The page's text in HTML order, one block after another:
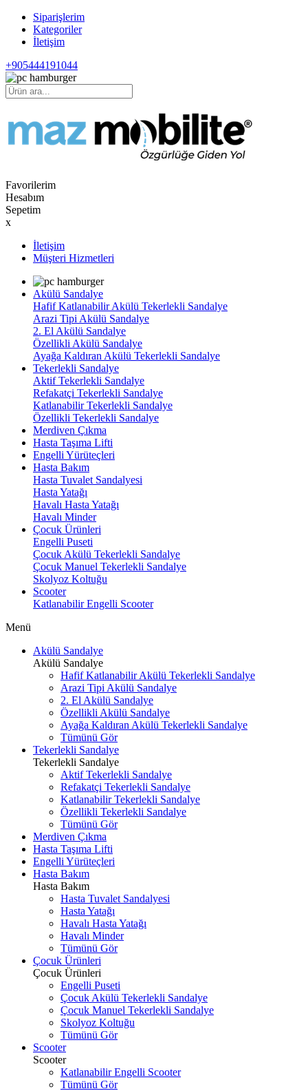
Siparişlerim
Kategoriler
İletişim
+905444191044
Favorilerim
Hesabım
Sepetim
x
İletişim
Müşteri Hizmetleri
Akülü Sandalye
Hafif Katlanabilir Akülü Tekerlekli Sandalye
Arazi Tipi Akülü Sandalye
2. El Akülü Sandalye
Özellikli Akülü Sandalye
Ayağa Kaldıran Akülü Tekerlekli Sandalye
Tekerlekli Sandalye
Aktif Tekerlekli Sandalye
Refakatçi Tekerlekli Sandalye
Katlanabilir Tekerlekli Sandalye
Özellikli Tekerlekli Sandalye
Merdiven Çıkma
Hasta Taşıma Lifti
Engelli Yürüteçleri
Hasta Bakım
Hasta Tuvalet Sandalyesi
Hasta Yatağı
Havalı Hasta Yatağı
Havalı Minder
Çocuk Ürünleri
Engelli Puseti
Çocuk Akülü Tekerlekli Sandalye
Çocuk Manuel Tekerlekli Sandalye
Skolyoz Koltuğu
Scooter
Katlanabilir Engelli Scooter
Menü
Akülü Sandalye
Akülü Sandalye
Hafif Katlanabilir Akülü Tekerlekli Sandalye
Arazi Tipi Akülü Sandalye
2. El Akülü Sandalye
Özellikli Akülü Sandalye
Ayağa Kaldıran Akülü Tekerlekli Sandalye
Tümünü Gör
Tekerlekli Sandalye
Tekerlekli Sandalye
Aktif Tekerlekli Sandalye
Refakatçi Tekerlekli Sandalye
Katlanabilir Tekerlekli Sandalye
Özellikli Tekerlekli Sandalye
Tümünü Gör
Merdiven Çıkma
Hasta Taşıma Lifti
Engelli Yürüteçleri
Hasta Bakım
Hasta Bakım
Hasta Tuvalet Sandalyesi
Hasta Yatağı
Havalı Hasta Yatağı
Havalı Minder
Tümünü Gör
Çocuk Ürünleri
Çocuk Ürünleri
Engelli Puseti
Çocuk Akülü Tekerlekli Sandalye
Çocuk Manuel Tekerlekli Sandalye
Skolyoz Koltuğu
Tümünü Gör
Scooter
Scooter
Katlanabilir Engelli Scooter
Tümünü Gör